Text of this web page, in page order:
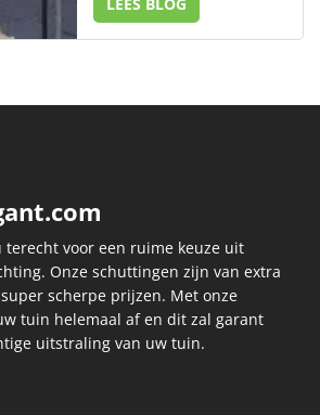
LEES BLOG
voor een ruime keuze uit
Onze schuttingen zijn van extra
scherpe prijzen. Met onze
tuin helemaal af en dit zal garant
uitstraling van uw tuin.